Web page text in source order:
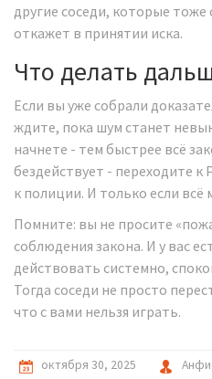
другие соседи, которые тоже
откажет в принятии иска.
Что делать
Если вы уже собрали
ждите, пока шум станет
начнете - тем быстрее всё
бездействует - переходите
к полиции. И только если всё
Помните: вы не просите
соблюдения закона. И у вас
действовать системно,
Тогда соседи не просто
что с вами нельзя играть.
октября 30, 2025